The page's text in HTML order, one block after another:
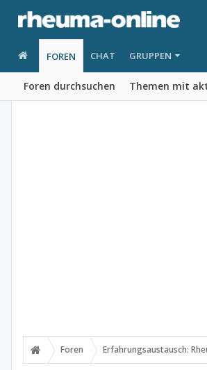
FOREN
Foren durchsuchen Themen mit
CHAT GRUPPEN
Foren Erfahrungsaustausch: